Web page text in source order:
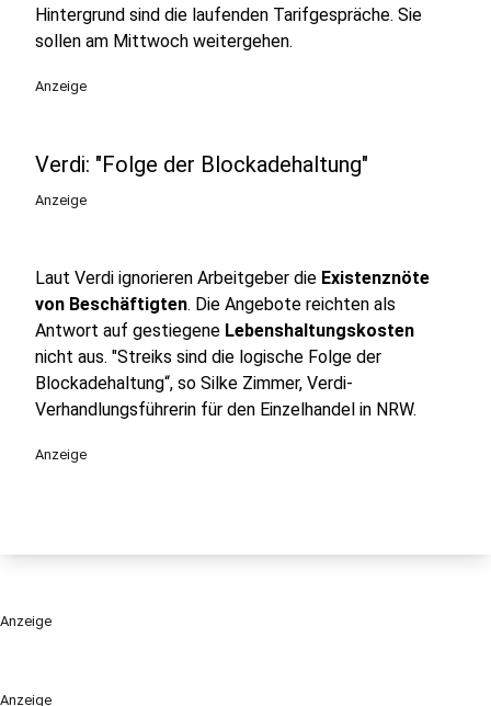
Anzeige
Hintergrund sind die laufenden Tarifgespräche. Sie
sollen am Mittwoch weitergehen.
Anzeige
Verdi: "Folge der Blockadehaltung"
Anzeige
Laut Verdi ignorieren Arbeitgeber die Existenznöte
von Beschäftigten. Die Angebote reichten als
Antwort auf gestiegene Lebenshaltungskosten
nicht aus. "Streiks sind die logische Folge der
Blockadehaltung“, so Silke Zimmer, Verdi-
Verhandlungsführerin für den Einzelhandel in NRW.
Anzeige
Anzeige